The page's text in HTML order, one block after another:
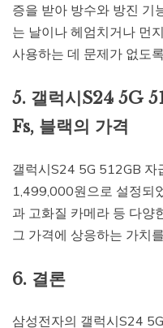
증을 받아 방수와 방진 기
는 날이나 헤엄치거나 먼
사용하는 데 문제가 없도
5. 갤럭시S24 5G
Fs, 블랙의 가격
갤럭시S24 5G 512GB 자
1,499,000원으로 설정되
과 고화질 카메라 등 다양
그 가격에 상응하는 가치
6. 결론
삼성전자의 갤럭시S24